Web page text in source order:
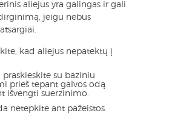
aliejus yra galingas ir gali
jeigu nebus
kad aliejus nepatektų į
praskieskite su baziniu
prieš tepant galvos odą
išvengti suerzinimo.
netepkite ant pažeistos